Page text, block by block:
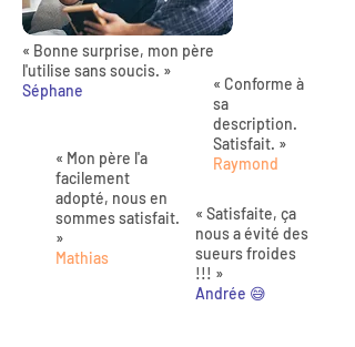
« Bonne surprise, mon père
l'utilise sans soucis. »
Séphane
« Mon père l'a
facilement
adopté, nous en
sommes satisfait.
»
Mathias
« Conforme à
sa
description.
Satisfait. »
Raymond
« Satisfaite, ça
nous a évité des
sueurs froides
!!! »
Andrée 😅